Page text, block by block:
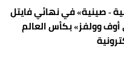
- صينية» في نهائي فايتل
وولفز» بكأس العالم